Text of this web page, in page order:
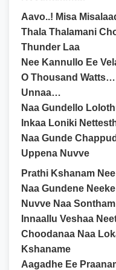
Aavo..! Misa
Thala Thalamani
Thunder Laa
Nee Kannullo Ee
O Thousand
Unnaa…
Naa Gundello
Inkaa Loniki
Naa Gunde
Uppena Nuvve
Prathi Kshanam
Naa Gundene Neeke
Nuvve Naa
Innaallu Veshaa
Choodanaa Naa
Kshaname
Aagadhe Ee